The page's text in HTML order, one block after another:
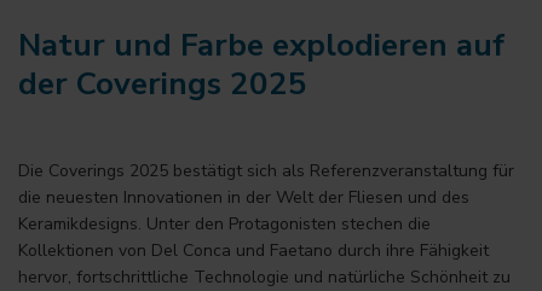
Natur und Farbe explodieren auf
der Coverings 2025
Die Coverings 2025 bestätigt sich als Referenzveranstaltung für
die neuesten Innovationen in der Welt der Fliesen und des
Keramikdesigns. Unter den Protagonisten stechen die
Kollektionen von Del Conca und Faetano durch ihre Fähigkeit
hervor, fortschrittliche Technologie und natürliche Schönheit zu